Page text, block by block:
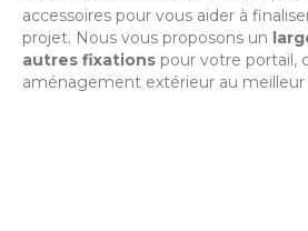
accessoires pour vous aider à
projet. Nous vous proposons un
autres fixations pour votre portail,
aménagement extérieur au meilleur